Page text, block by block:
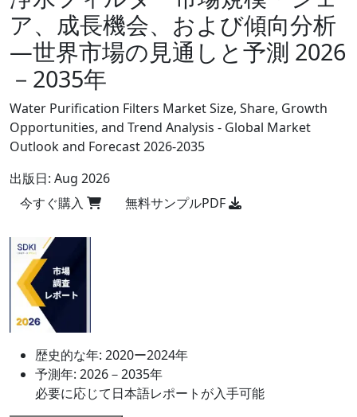
ア、成長機会、および傾向分析
―世界市場の見通しと予測 2026
－2035年
Water Purification Filters Market Size, Share, Growth
Opportunities, and Trend Analysis - Global Market
Outlook and Forecast 2026-2035
出版日: Aug 2026
今すぐ購入
無料サンプルPDF
歴史的な年: 2020ー2024年
予測年: 2026－2035年
必要に応じて日本語レポートが入手可能